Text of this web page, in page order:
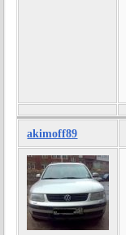
akimoff89